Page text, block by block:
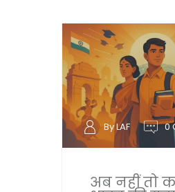
By LAF 0
अब नहीं तो